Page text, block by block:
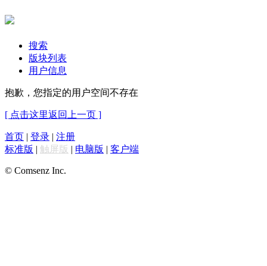
搜索
版块列表
用户信息
抱歉，您指定的用户空间不存在
[ 点击这里返回上一页 ]
首页 | 登录 | 注册
标准版 | 触屏版 | 电脑版 | 客户端
© Comsenz Inc.